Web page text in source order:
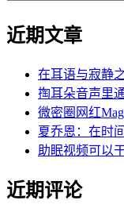
近期文章
在耳语与寂静
掏耳朵音声里
微密圈网红
夏乔恩：在时
助眠视频可以
近期评论